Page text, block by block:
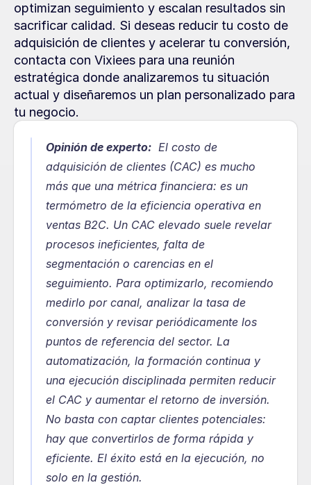
optimizan seguimiento y escalan resultados sin
sacrificar calidad. Si deseas reducir tu costo de
adquisición de clientes y acelerar tu conversión,
contacta con Vixiees para una reunión
estratégica donde analizaremos tu situación
actual y diseñaremos un plan personalizado para
tu negocio.
Opinión de experto:
  El costo de
adquisición de clientes (CAC) es mucho
más que una métrica financiera: es un
termómetro de la eficiencia operativa en
ventas B2C. Un CAC elevado suele revelar
procesos ineficientes, falta de
segmentación o carencias en el
seguimiento. Para optimizarlo, recomiendo
medirlo por canal, analizar la tasa de
conversión y revisar periódicamente los
puntos de referencia del sector. La
automatización, la formación continua y
una ejecución disciplinada permiten reducir
el CAC y aumentar el retorno de inversión.
No basta con captar clientes potenciales:
hay que convertirlos de forma rápida y
eficiente. El éxito está en la ejecución, no
solo en la gestión.